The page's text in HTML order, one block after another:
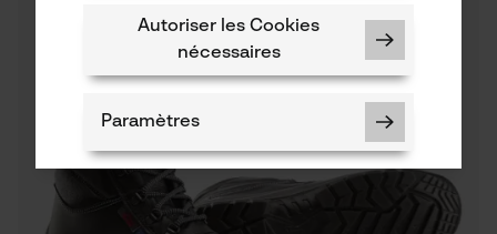
Autoriser les Cookies
nécessaires
Paramètres